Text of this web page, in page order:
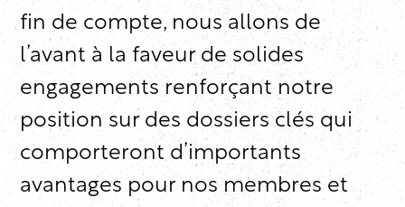
fin de compte, nous allons de
l’avant à la faveur de solides
engagements renforçant notre
position sur des dossiers clés qui
comporteront d’importants
avantages pour nos membres et